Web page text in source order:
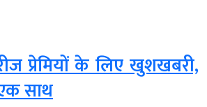
प्रेमियों के लिए खुशखबरी,
साथ